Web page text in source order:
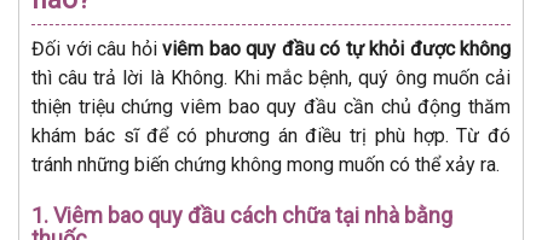
Đối với câu hỏi viêm bao quy đầu có tự khỏi được không
thì câu trả lời là Không. Khi mắc bệnh, quý ông muốn cải
thiện triệu chứng viêm bao quy đầu cần chủ động thăm
khám bác sĩ để có phương án điều trị phù hợp. Từ đó
tránh những biến chứng không mong muốn có thể xảy ra.
1. Viêm bao quy đầu cách chữa tại nhà bằng